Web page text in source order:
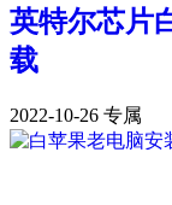
英特尔芯片
载
2022-10-26 专属